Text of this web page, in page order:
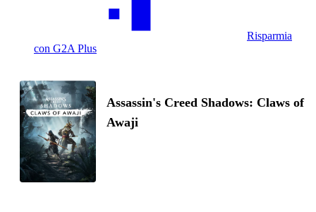
Risparmia
con G2A Plus
Assassin's Creed Shadows: Claws of
Awaji